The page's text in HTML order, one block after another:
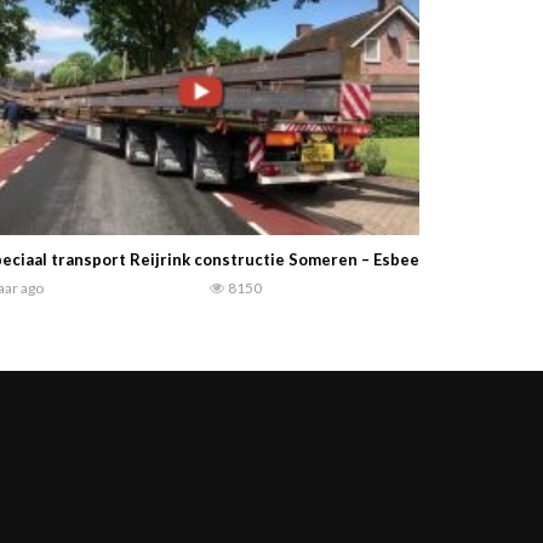
transport Reijrink constructie Someren – Esbeek
ago 8150